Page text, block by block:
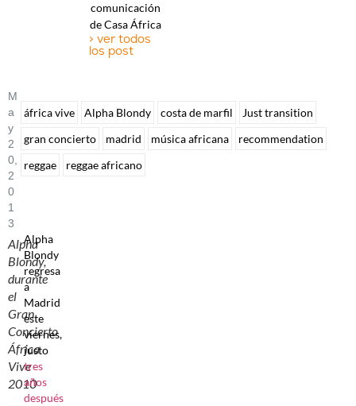
comunicación
de Casa África
> ver todos
los post
M
A
Y
2
0,
2
0
1
3
Alpha
Blondy,
durante
el
Gran
Concierto
África
Vive
2010
Alpha
Blondy
regresa
a
Madrid
este
viernes,
justo
tres
años
después
áfrica vive Alpha Blondy costa de marfil
Just transition
gran concierto
madrid música africana
recommendation
reggae
reggae africano